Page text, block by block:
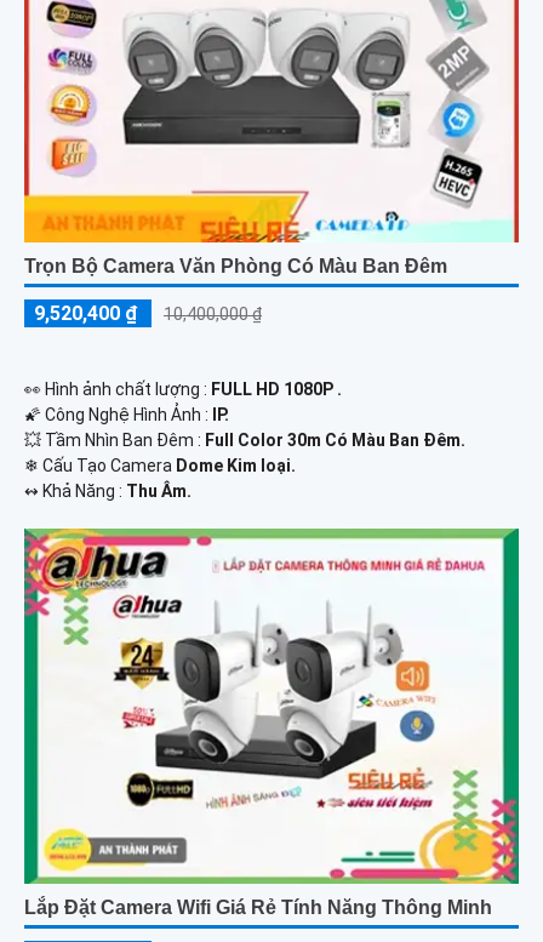
Trọn Bộ Camera Văn Phòng Có Màu Ban Đêm
9,520,400 ₫ 10,400,000 ₫
️👀 Hình ảnh chất lượng : FULL HD 1080P .
🌠 Công Nghệ Hình Ảnh :
IP.
💥 Tầm Nhìn Ban Đêm : Full Color 30m Có Màu Ban Ðêm.
❄ Cấu Tạo Camera Dome Kim loại.
️↭ Khả Năng : Thu Âm.
Lắp Đặt Camera Wifi Giá Rẻ Tính Năng Thông Minh